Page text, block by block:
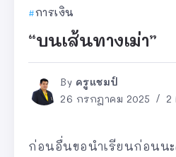
การเงิน
“บนเส้นทางเม่า”
By ครูแชมป์
26 กรกฎาคม 2025
2
ก่อนอื่นขอนำเรียนก่อนน